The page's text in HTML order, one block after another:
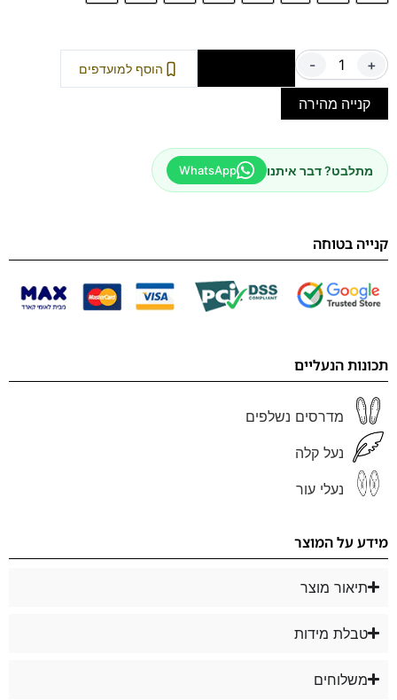
- + הוסף למועדפים
קנייה מהירה
מתלבט? דבר איתנו WhatsApp
קנייה בטוחה
תכונות הנעליים
מדרסים נשלפים
נעל קלה
נעלי עור
מידע על המוצר
תיאור מוצר
טבלת מידות
משלוחים